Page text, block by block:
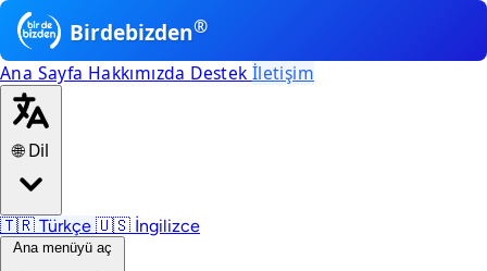
Birdebizden®
Ana Sayfa Hakkımızda Destek İletişim
🌐 Dil
🇹🇷 Türkçe 🇺🇸 İngilizce
Ana menüyü aç